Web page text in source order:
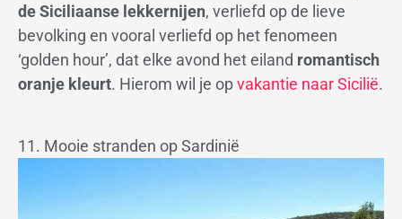
de Siciliaanse lekkernijen, verliefd op de lieve
bevolking en vooral verliefd op het fenomeen
‘golden hour’, dat elke avond het eiland romantisch
oranje kleurt. Hierom wil je opvakantie naar Sicilië.
11. Mooie stranden op Sardinië